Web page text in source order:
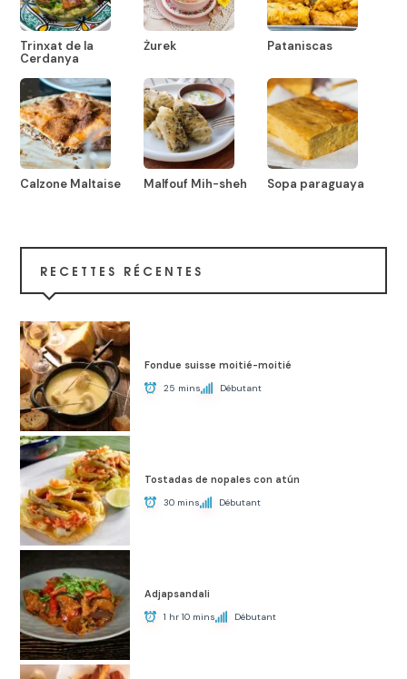
Trinxat de la
Cerdanya
Żurek Pataniscas
Calzone Maltaise Malfouf Mih-sheh Sopa paraguaya
RECETTES RÉCENTES
Fondue suisse moitié-moitié
25 mins Débutant
Tostadas de nopales con atún
30 mins Débutant
Adjapsandali
1 hr 10 mins Débutant